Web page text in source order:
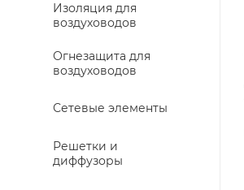
Изоляция для
воздуховодов
Огнезащита для
воздуховодов
Сетевые элементы
Решетки и
диффузоры